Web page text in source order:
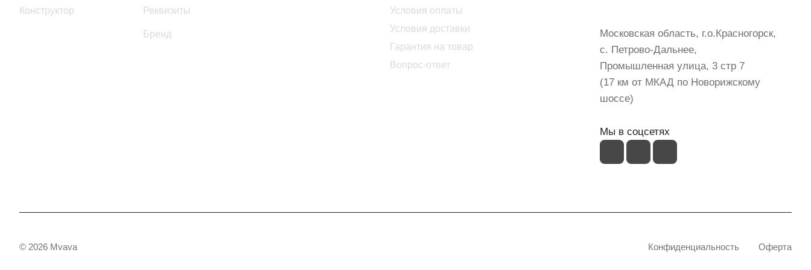
Конструктор
Реквизиты
Бренд
Условия оплаты
Условия доставки
Гарантия на товар
Вопрос-ответ
Московская область, г.о.Красногорск,
с. Петрово-Дальнее,
Промышленная улица, 3 стр 7
(17 км от МКАД по Новорижскому
шоссе)
Мы в соцсетях
© 2026 Mvava Конфиденциальность Оферта